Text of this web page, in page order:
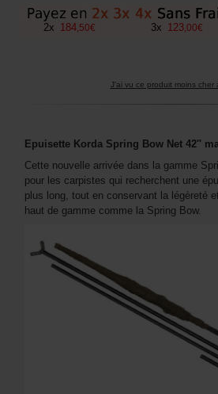
2x 184 50€ 3x 123, 00€
J'ai vu ce produit moins cher
Epuisette Korda Spring Bow Net 42''
Cette nouvelle arrivée dans la gamme
pour les carpistes qui recherchent une
plus long, tout en conservant la légèreté
haut de gamme comme la Spring Bow.